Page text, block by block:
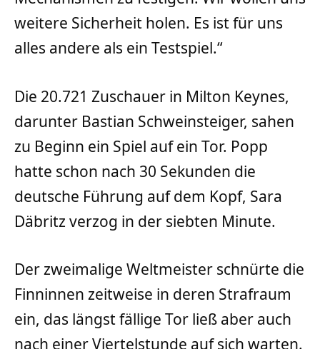
weitere Sicherheit holen. Es ist für uns
alles andere als ein Testspiel.“
Die 20.721 Zuschauer in Milton Keynes,
darunter Bastian Schweinsteiger, sahen
zu Beginn ein Spiel auf ein Tor. Popp
hatte schon nach 30 Sekunden die
deutsche Führung auf dem Kopf, Sara
Däbritz verzog in der siebten Minute.
Der zweimalige Weltmeister schnürte die
Finninnen zeitweise in deren Strafraum
ein, das längst fällige Tor ließ aber auch
nach einer Viertelstunde auf sich warten.